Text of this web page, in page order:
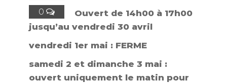
0
Ouvert de 14h00 à 17h00
jusqu’au vendredi 30 avril
vendredi 1er mai : FERME
samedi 2 et dimanche 3 mai :
ouvert uniquement le matin pour